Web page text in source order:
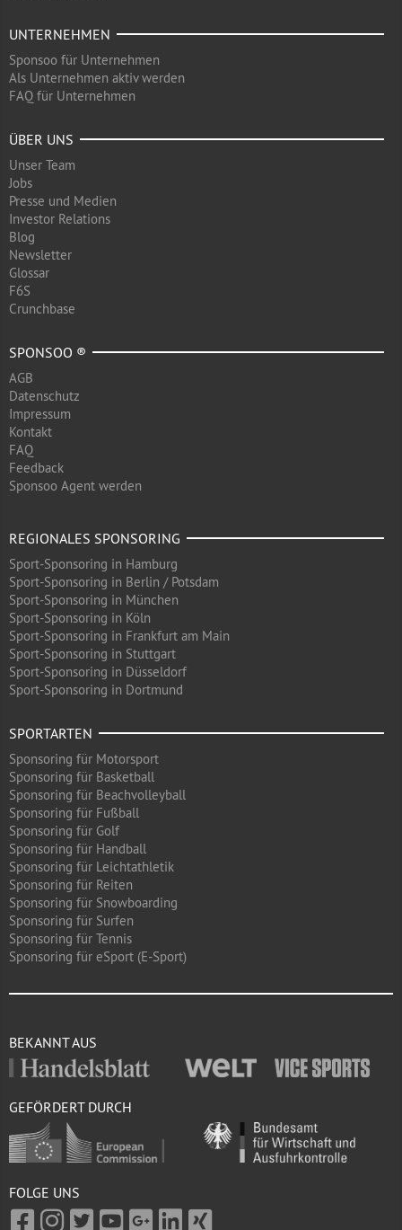
UNTERNEHMEN
Sponsoo für Unternehmen
Als Unternehmen aktiv werden
FAQ für Unternehmen
ÜBER UNS
Unser Team
Jobs
Presse und Medien
Investor Relations
Blog
Newsletter
Glossar
F6S
Crunchbase
SPONSOO ®
AGB
Datenschutz
Impressum
Kontakt
FAQ
Feedback
Sponsoo Agent werden
REGIONALES SPONSORING
Sport-Sponsoring in Hamburg
Sport-Sponsoring in Berlin / Potsdam
Sport-Sponsoring in München
Sport-Sponsoring in Köln
Sport-Sponsoring in Frankfurt am Main
Sport-Sponsoring in Stuttgart
Sport-Sponsoring in Düsseldorf
Sport-Sponsoring in Dortmund
SPORTARTEN
Sponsoring für Motorsport
Sponsoring für Basketball
Sponsoring für Beachvolleyball
Sponsoring für Fußball
Sponsoring für Golf
Sponsoring für Handball
Sponsoring für Leichtathletik
Sponsoring für Reiten
Sponsoring für Snowboarding
Sponsoring für Surfen
Sponsoring für Tennis
Sponsoring für eSport (E-Sport)
BEKANNT AUS
GEFÖRDERT DURCH
FOLGE UNS